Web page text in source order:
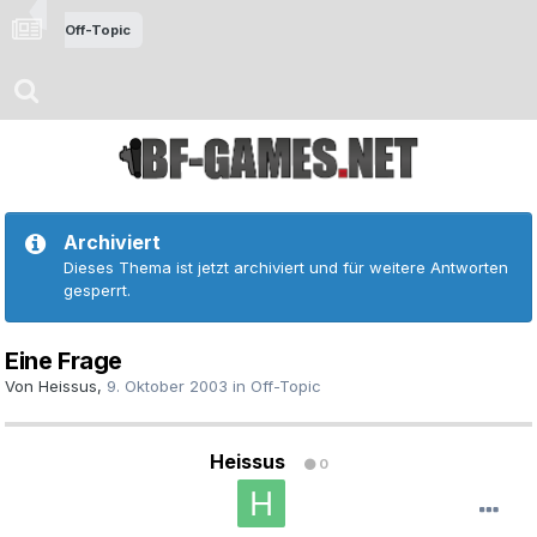
Off-Topic
Archiviert
Dieses Thema ist jetzt archiviert und für weitere Antworten
gesperrt.
Eine Frage
Von Heissus, 9. Oktober 2003 in Off-Topic
Heissus 0